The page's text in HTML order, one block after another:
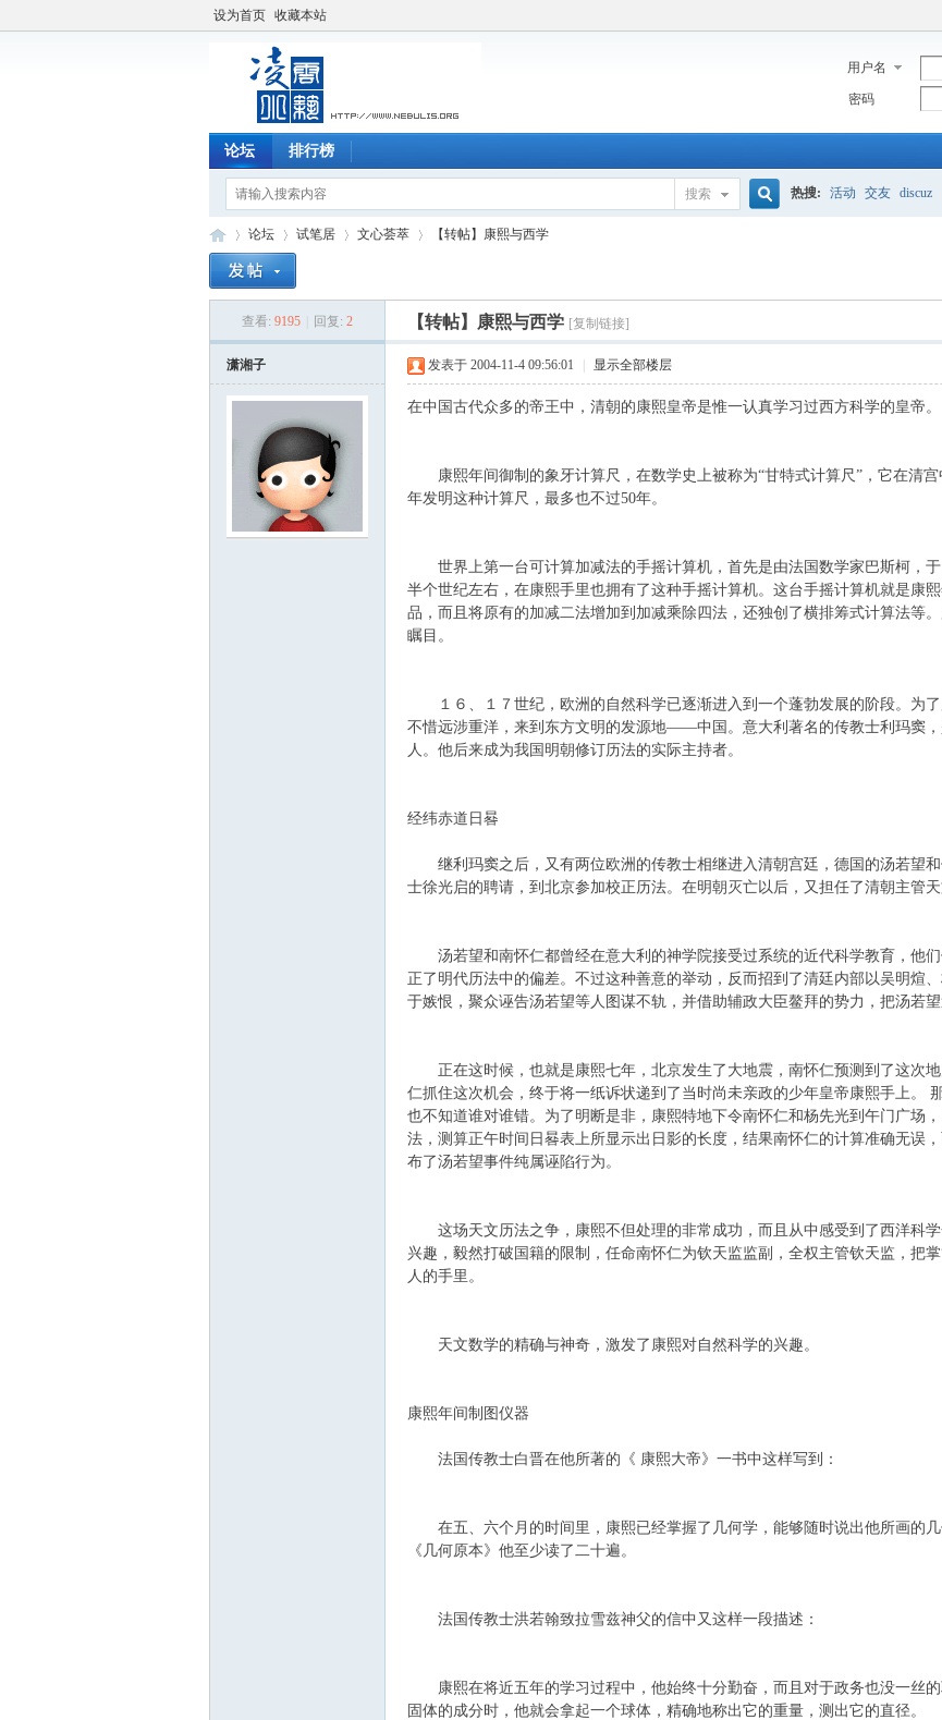
设为首页 收藏本站
用户名
密码
论坛 排行榜
搜索 热搜: 活动 交友 discuz
论坛
›
试笔居
›
文心荟萃 【转帖】康熙与西学
查看: 9195 回复: 2 【转帖】康熙与西学 [复制链接]
潇湘子 发表于 2004-11-4 09:56:01 显示全部楼层
在中国古代众多的帝王中，清朝的康熙皇帝是惟一认真学习过西方科学的皇帝。
康熙年间御制的象牙计算尺，在数学史上被称为“甘特式计算尺”，它在清宫
年发明这种计算尺，最多也不过50年。
世界上第一台可计算加减法的手摇计算机，首先是由法国数学家巴斯柯，于
半个世纪左右，在康熙手里也拥有了这种手摇计算机。这台手摇计算机就是康
品，而且将原有的加减二法增加到加减乘除四法，还独创了横排筹式计算法等
瞩目。
１６、１７世纪，欧洲的自然科学已逐渐进入到一个蓬勃发展的阶段。为
不惜远涉重洋，来到东方文明的发源地——中国。意大利著名的传教士利玛窦
人。他后来成为我国明朝修订历法的实际主持者。
经纬赤道日晷
继利玛窦之后，又有两位欧洲的传教士相继进入清朝宫廷，德国的汤若望
士徐光启的聘请，到北京参加校正历法。在明朝灭亡以后，又担任了清朝主管天
汤若望和南怀仁都曾经在意大利的神学院接受过系统的近代科学教育，他们
正了明代历法中的偏差。不过这种善意的举动，反而招到了清廷内部以吴明煊
于嫉恨，聚众诬告汤若望等人图谋不轨，并借助辅政大臣鳌拜的势力，把汤若望
正在这时候，也就是康熙七年，北京发生了大地震，南怀仁预测到了这次
仁抓住这次机会，终于将一纸诉状递到了当时尚未亲政的少年皇帝康熙手上。
也不知道谁对谁错。为了明断是非，康熙特地下令南怀仁和杨先光到午门广场
法，测算正午时间日晷表上所显示出日影的长度，结果南怀仁的计算准确无误
布了汤若望事件纯属诬陷行为。
这场天文历法之争，康熙不但处理的非常成功，而且从中感受到了西洋科学
兴趣，毅然打破国籍的限制，任命南怀仁为钦天监监副，全权主管钦天监，把
人的手里。
天文数学的精确与神奇，激发了康熙对自然科学的兴趣。
康熙年间制图仪器
法国传教士白晋在他所著的《 康熙大帝》一书中这样写到：
在五、六个月的时间里，康熙已经掌握了几何学，能够随时说出他所画的几
《几何原本》他至少读了二十遍。
法国传教士洪若翰致拉雪兹神父的信中又这样一段描述：
康熙在将近五年的学习过程中，他始终十分勤奋，而且对于政务也没一丝
固体的成分时，他就会拿起一个球体，精确地称出它的重量，测出它的直径。